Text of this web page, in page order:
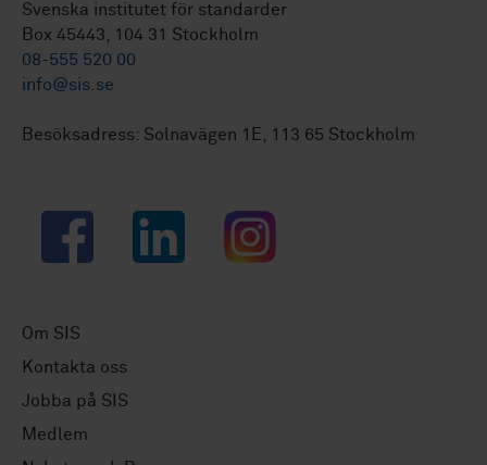
Svenska institutet för standarder
Box 45443, 104 31 Stockholm
08-555 520 00
info@sis.se
Besöksadress: Solnavägen 1E, 113 65 Stockholm
Facebook LinkedIn Instagram
Om SIS
Kontakta oss
Jobba på SIS
Medlem